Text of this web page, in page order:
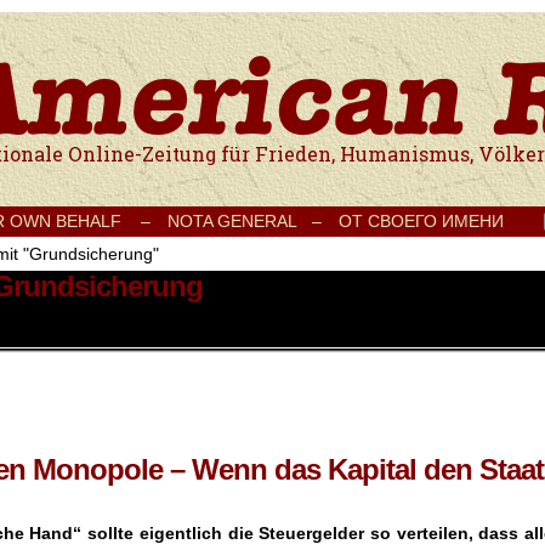
Onlinezeitung für Frieden, Humanismus, Völkerverständigung und
OWN BEHALF – NOTA GENERAL – ОТ СВОЕГО ИМЕНИ
"Grundsicherung"
Monopole – Wenn das Kapital den Staat
Hand“ sollte eigentlich die Steuergelder so verteilen, dass